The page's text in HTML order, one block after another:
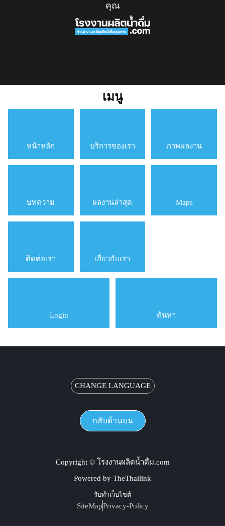
คุณ
เมนู
หน้าหลัก บริการของเรา ภาพผลงาน
บทความ ผลงานล่าสุด Maps
ติดต่อเรา เกี่ยวกับเรา
Login ค้นหา
Copyright © โรงงานผลิตน้ำดื่ม.com
Powered by TheThailink
รับทำเว็บไซต์
SiteMapPrivacy-Policy
CHANGE LANGUAGE
กลับด้านบน